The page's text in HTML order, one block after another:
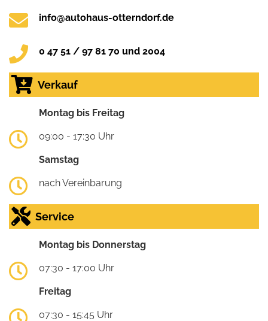
info@autohaus-otterndorf.de
0 47 51 / 97 81 70 und 2004
Verkauf
Montag bis Freitag
09:00 - 17:30 Uhr
Samstag
nach Vereinbarung
Service
Montag bis Donnerstag
07:30 - 17:00 Uhr
Freitag
07:30 - 15:45 Uhr